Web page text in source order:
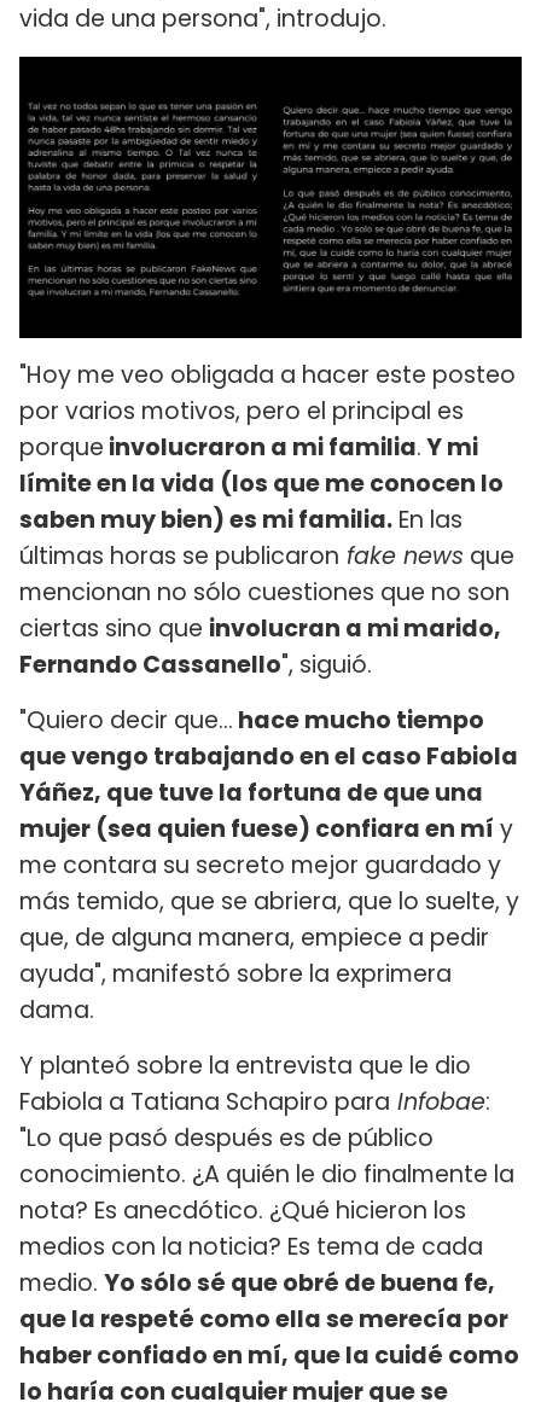
vida de una persona", introdujo.
"Hoy me veo obligada a hacer este posteo
por varios motivos, pero el principal es
porque involucraron a mi familia.Y mi
límite en la vida (los que me conocen lo
saben muy bien) es mi familia. En las
últimas horas se publicaron fake news que
mencionan no sólo cuestiones que no son
ciertas sino que involucran a mi marido,
Fernando Cassanello", siguió.
"Quiero decir que... hace mucho tiempo
que vengo trabajando en el caso Fabiola
Yáñez, que tuve la fortuna de que una
mujer (sea quien fuese) confiara en mí y
me contara su secreto mejor guardado y
más temido, que se abriera, que lo suelte, y
que, de alguna manera, empiece a pedir
ayuda", manifestó sobre la exprimera
dama.
Y planteó sobre la entrevista que le dio
Fabiola a Tatiana Schapiro para Infobae:
"Lo que pasó después es de público
conocimiento. ¿A quién le dio finalmente la
nota? Es anecdótico. ¿Qué hicieron los
medios con la noticia? Es tema de cada
medio. Yo sólo sé que obré de buena fe,
que la respeté como ella se merecía por
haber confiado en mí, que la cuidé como
lo haría con cualquier mujer que se